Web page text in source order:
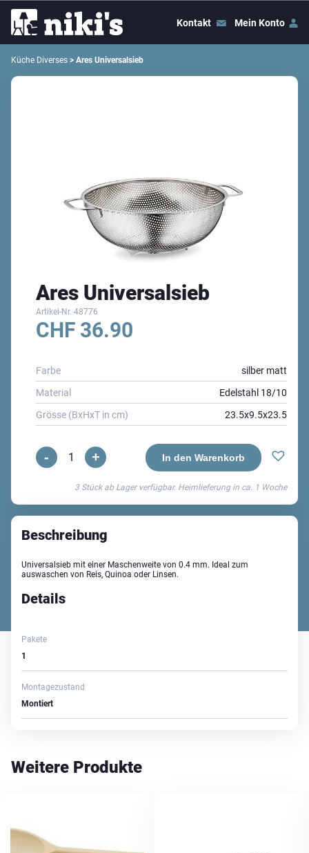
Kontakt Mein Konto
Küche Diverses > Ares Universalsieb
Ares Universalsieb
Artikel-Nr. 48776
CHF 36.90
Farbe
silber matt
Material
Edelstahl 18/10
Grösse (BxHxT in cm)
23.5x9.5x23.5
-
Ares
Menge
+ In den Warenkorb
3 Stück ab Lager verfügbar. Heimlieferung in ca. 1 Woche
Beschreibung
Universalsieb mit einer Maschenweite von 0.4 mm. Ideal zum
auswaschen von Reis, Quinoa oder Linsen.
Details
Pakete
1
Montagezustand
Montiert
Weitere Produkte